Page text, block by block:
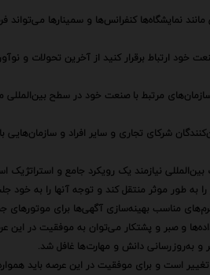
نمایشگاه‌ها کنفرانس‌ها و سمینارها
خود ارتباط برقرار کنید از آخرین تحولات و
سازمان‌های مرتبط با صنعت خود در سطح
شرکای تجاری و سایر افراد و
نیازمند یک رویکرد جامع و استراتژیک
به طور موثر منتقل کند و توجه آنها را به خود
مناسب بهینه‌سازی آگهی‌ها برای موتورهای
داده‌ها و صبر و پشتکار می‌توان به موفقیت در
و به‌روزرسانی دانش و مهارت‌ها غافل شد.
تغییر است و برای موفقیت در این عرصه باید